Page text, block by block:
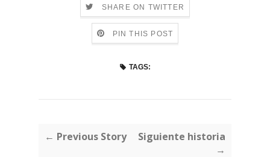
SHARE ON TWITTER
PIN THIS POST
TAGS:
← Previous Story
Siguiente historia
→